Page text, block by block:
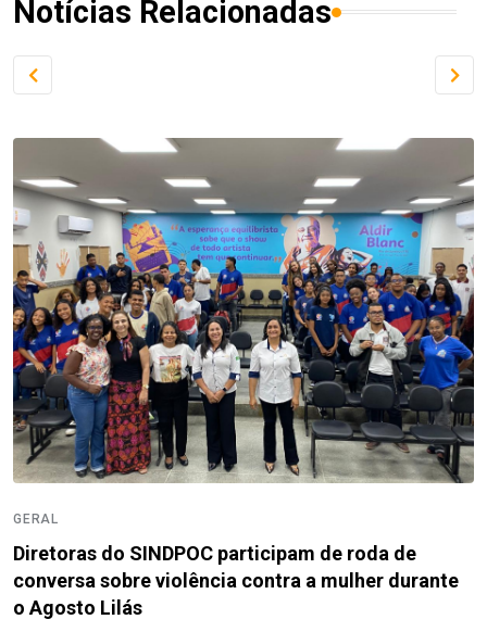
Notícias Relacionadas
GERAL
Diretoras do SINDPOC participam de roda de
conversa sobre violência contra a mulher durante
o Agosto Lilás